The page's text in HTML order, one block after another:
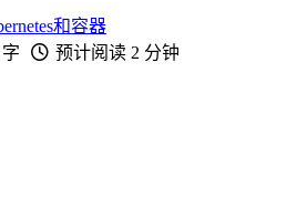
和容器
预计阅读 2 分钟